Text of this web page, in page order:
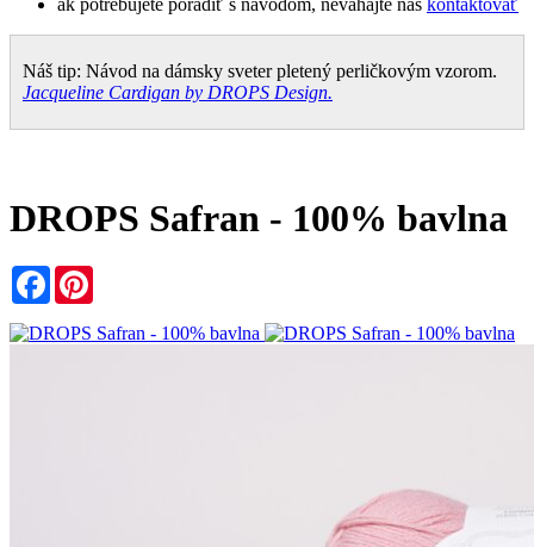
ak potrebujete poradiť s návodom, neváhajte nás kontaktovať
Náš tip: Návod na dámsky sveter pletený perličkovým vzorom.
Jacqueline Cardigan by DROPS Design.
DROPS Safran - 100% bavlna
Facebook